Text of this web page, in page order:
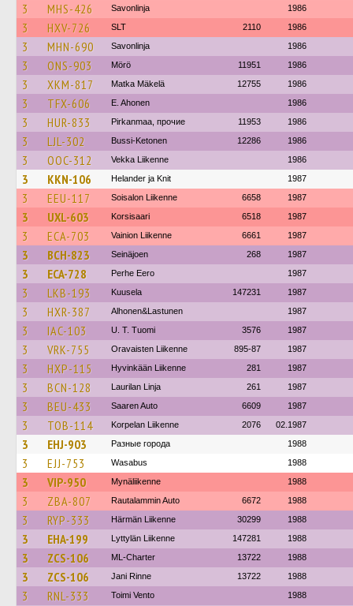
3 MHS-426 Savonlinja 1986
3 HXV-726 SLT 2110 1986
3 MHN-690 Savonlinja 1986
3 ONS-903 Mörö 11951 1986
3 XKM-817 Matka Mäkelä 12755 1986
3 TFX-606 E. Ahonen 1986
3 HUR-833 Pirkanmaa, прочие 11953 1986
3 LJL-302 Bussi-Ketonen 12286 1986
3 OOC-312 Vekka Liikenne 1986
3 KKN-106 Helander ja Knit 1987
3 EEU-117 Soisalon Liikenne 6658 1987
3 UXL-603 Korsisaari 6518 1987
3 ECA-703 Vainion Liikenne 6661 1987
3 BCH-823 Seinäjoen 268 1987
3 ECA-728 Perhe Eero 1987
3 LKB-193 Kuusela 147231 1987
3 HXR-387 Alhonen&Lastunen 1987
3 IAC-103 U. T. Tuomi 3576 1987
3 VRK-755 Oravaisten Liikenne 895-87 1987
3 HXP-115 Hyvinkään Liikenne 281 1987
3 BCN-128 Laurilan Linja 261 1987
3 BEU-433 Saaren Auto 6609 1987
3 TOB-114 Korpelan Liikenne 2076 02.1987
3 EHJ-903 Разные города 1988
3 EJJ-753 Wasabus 1988
3 VIP-950 Mynäliikenne 1988
3 ZBA-807 Rautalammin Auto 6672 1988
3 RYP-333 Härmän Liikenne 30299 1988
3 EHA-199 Lyttylän Liikenne 147281 1988
3 ZCS-106 ML-Charter 13722 1988
3 ZCS-106 Jani Rinne 13722 1988
3 RNL-333 Toimi Vento 1988